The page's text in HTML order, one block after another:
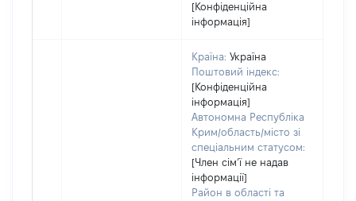
[Конфіденційна
інформація]
Країна: Україна
Поштовий індекс:
[Конфіденційна
інформація]
Автономна Республіка
Крим/область/місто зі
спеціальним статусом:
[Член сімʼї не надав
інформації]
Район в області та